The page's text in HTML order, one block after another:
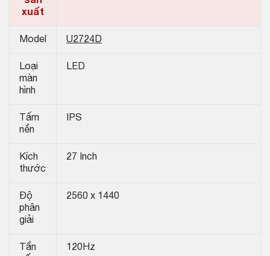
xuất
Model U2724D
Loại
màn
hình
LED
Tấm
nền
IPS
Kích
thước
27 Inch
Độ
phân
giải
2560 x 1440
Tần
120Hz